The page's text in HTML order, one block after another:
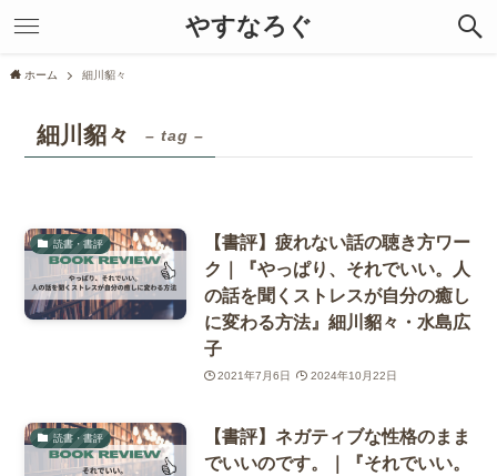
やすなろぐ
ホーム 細川貂々
細川貂々 – tag –
読書・書評
【書評】疲れない話の聴き方ワー
ク｜『やっぱり、それでいい。人
の話を聞くストレスが自分の癒し
に変わる方法』細川貂々・水島広
子
2021年7月6日 2024年10月22日
読書・書評
【書評】ネガティブな性格のまま
でいいのです。｜『それでいい。